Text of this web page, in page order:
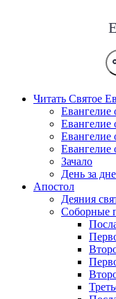
Читать Святое
Евангелие
Евангелие
Евангелие
Евангелие
Зачало
День за
Апостол
Деяния
Соборные